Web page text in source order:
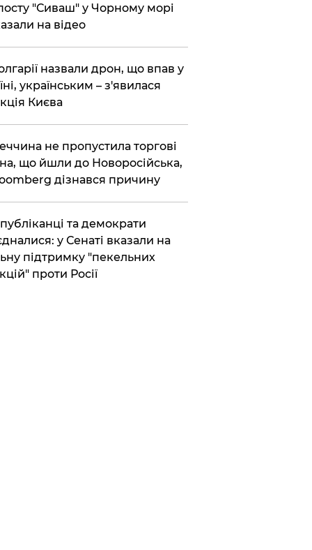
"Сиваш" у Чорному морі
на відео
назвали дрон, що впав у
українським – з'явилася
Києва
не пропустила торгові
що йшли до Новоросійська,
дізнався причину
та демократи
у Сенаті вказали на
підтримку "пекельних
проти Росії